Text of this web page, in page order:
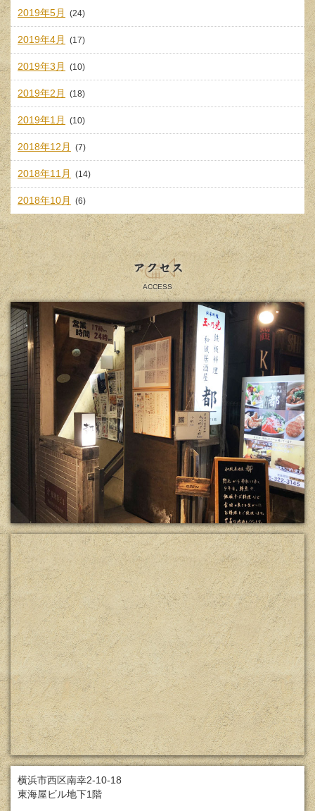
2019年5月 (24)
2019年4月 (17)
2019年3月 (10)
2019年2月 (18)
2019年1月 (10)
2018年12月 (7)
2018年11月 (14)
2018年10月 (6)
アクセス
ACCESS
横浜市西区南幸2-10-18
東海屋ビル地下1階